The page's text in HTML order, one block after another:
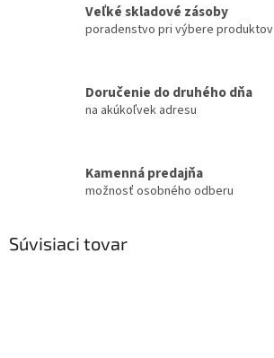
Veľké skladové zásoby
poradenstvo pri výbere produktov
Doručenie do druhého dňa
na akúkoľvek adresu
Kamenná predajňa
možnosť osobného odberu
Súvisiaci tovar